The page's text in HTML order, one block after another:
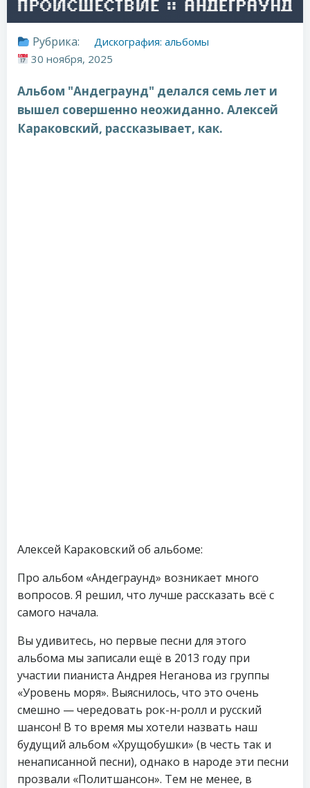
Рубрика:
Дискография: альбомы
30 ноября, 2025
Альбом "Андеграунд" делался семь лет и
вышел совершенно неожиданно. Алексей
Караковский, рассказывает, как.
Алексей Караковский об альбоме:
Про альбом «Андеграунд» возникает много
вопросов. Я решил, что лучше рассказать всё с
самого начала.
Вы удивитесь, но первые песни для этого
альбома мы записали ещё в 2013 году при
участии пианиста Андрея Неганова из группы
«Уровень моря». Выяснилось, что это очень
смешно — чередовать рок-н-ролл и русский
шансон! В то время мы хотели назвать наш
будущий альбом «Хрущобушки» (в честь так и
ненаписанной песни), однако в народе эти песни
прозвали «Политшансон». Тем не менее, в